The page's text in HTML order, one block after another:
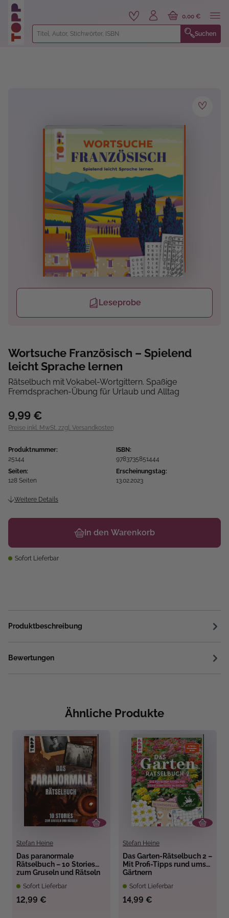
springen
Suchen
0,00 €
Leseprobe
Wortsuche Französisch – Spielend
leicht Sprache lernen
Rätselbuch mit Vokabel-Wortgittern. Spaßige
Fremdsprachen-Übung für Urlaub und Alltag
9,99 €
Preise inkl. MwSt. zzgl. Versandkosten
Produktnummer:
25144
ISBN:
9783735851444
Seiten:
128 Seiten
Erscheinungstag:
13.02.2023
Weitere Details
In den Warenkorb
Sofort Lieferbar
Produktbeschreibung
Bewertungen
Ähnliche Produkte
Stefan Heine
Das paranormale
Rätselbuch – 10 Stories
zum Gruseln und Rätseln
Sofort Lieferbar
12,99 €
Stefan Heine
Das Garten-Rätselbuch 2 –
Mit Profi-Tipps rund ums
Gärtnern
Sofort Lieferbar
14,99 €